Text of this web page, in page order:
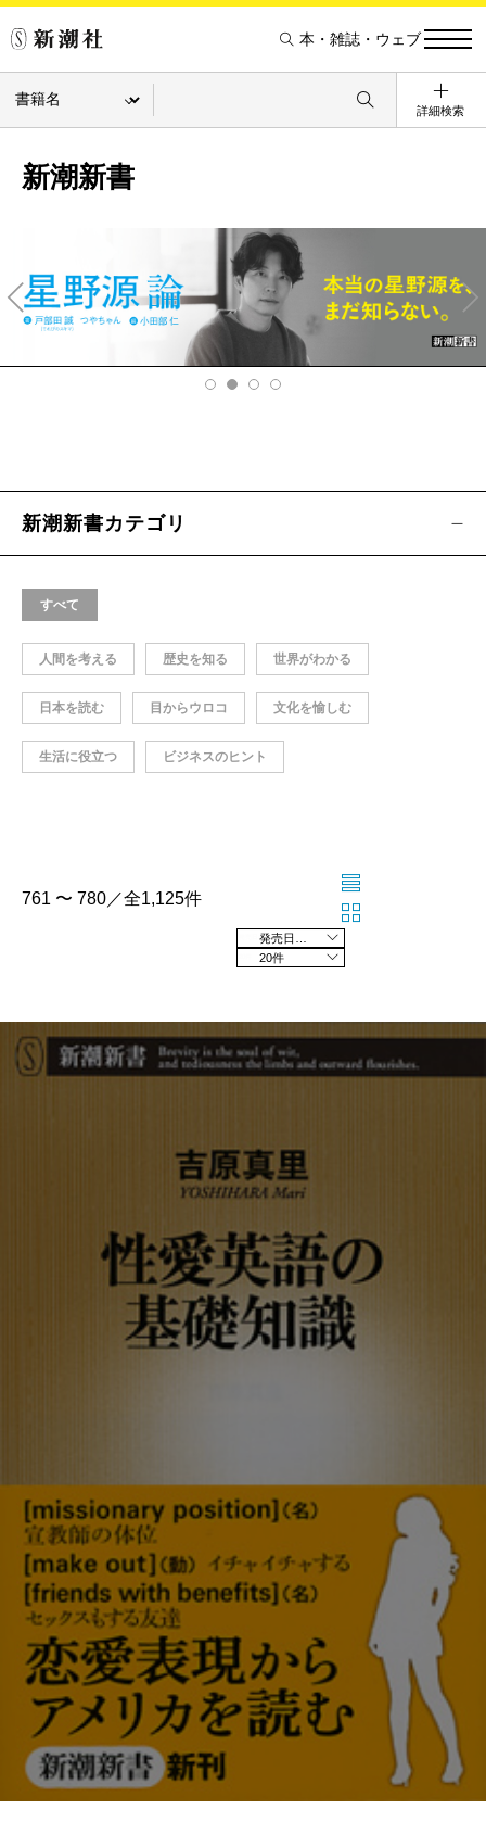
本・雑誌・ウェブ
詳細検索
新潮新書
v
Ne
xt
新潮新書カテゴリ
すべて
人間を考える 歴史を知る 世界がわかる
日本を読む 目からウロコ 文化を愉しむ
生活に役立つ ビジネスのヒント
761 〜 780／全1,125件
20件